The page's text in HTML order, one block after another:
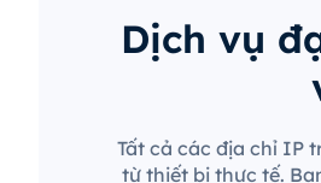
Dịch vụ
Tất cả các địa chỉ IP
từ thiết bị thực tế.